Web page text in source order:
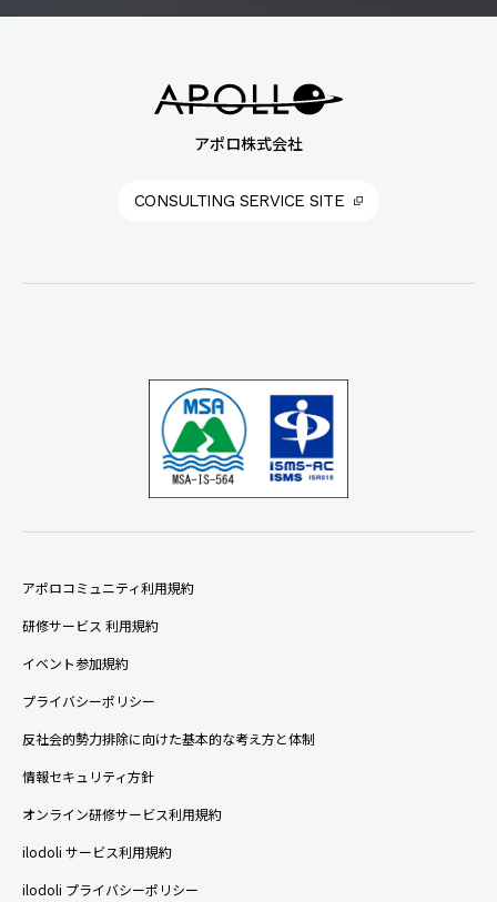
アポロ株式会社
CONSULTING SERVICE SITE
アポロコミュニティ利用規約
研修サービス 利用規約
イベント参加規約
プライバシーポリシー
反社会的勢力排除に向けた基本的な考え方と体制
情報セキュリティ方針
オンライン研修サービス利用規約
ilodoli サービス利用規約
ilodoli プライバシーポリシー